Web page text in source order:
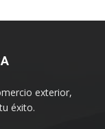
exterior,
éxito.